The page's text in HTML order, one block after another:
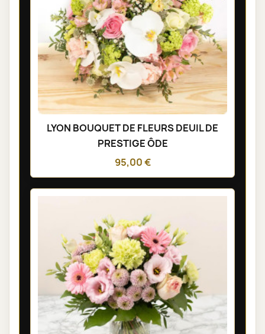
LYON BOUQUET DE FLEURS DEUIL DE
PRESTIGE ÔDE
95,00 €